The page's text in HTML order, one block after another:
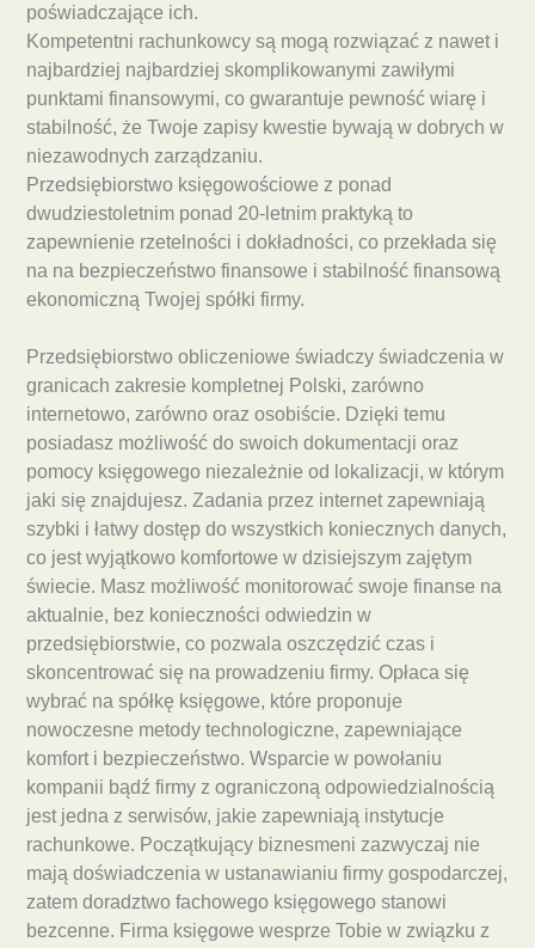
poświadczające ich.
Kompetentni rachunkowcy są mogą rozwiązać z nawet i
najbardziej najbardziej skomplikowanymi zawiłymi
punktami finansowymi, co gwarantuje pewność wiarę i
stabilność, że Twoje zapisy kwestie bywają w dobrych w
niezawodnych zarządzaniu.
Przedsiębiorstwo księgowościowe z ponad
dwudziestoletnim ponad 20-letnim praktyką to
zapewnienie rzetelności i dokładności, co przekłada się
na na bezpieczeństwo finansowe i stabilność finansową
ekonomiczną Twojej spółki firmy.
Przedsiębiorstwo obliczeniowe świadczy świadczenia w
granicach zakresie kompletnej Polski, zarówno
internetowo, zarówno oraz osobiście. Dzięki temu
posiadasz możliwość do swoich dokumentacji oraz
pomocy księgowego niezależnie od lokalizacji, w którym
jaki się znajdujesz. Zadania przez internet zapewniają
szybki i łatwy dostęp do wszystkich koniecznych danych,
co jest wyjątkowo komfortowe w dzisiejszym zajętym
świecie. Masz możliwość monitorować swoje finanse na
aktualnie, bez konieczności odwiedzin w
przedsiębiorstwie, co pozwala oszczędzić czas i
skoncentrować się na prowadzeniu firmy. Opłaca się
wybrać na spółkę księgowe, które proponuje
nowoczesne metody technologiczne, zapewniające
komfort i bezpieczeństwo. Wsparcie w powołaniu
kompanii bądź firmy z ograniczoną odpowiedzialnością
jest jedna z serwisów, jakie zapewniają instytucje
rachunkowe. Początkujący biznesmeni zazwyczaj nie
mają doświadczenia w ustanawianiu firmy gospodarczej,
zatem doradztwo fachowego księgowego stanowi
bezcenne. Firma księgowe wesprze Tobie w związku z